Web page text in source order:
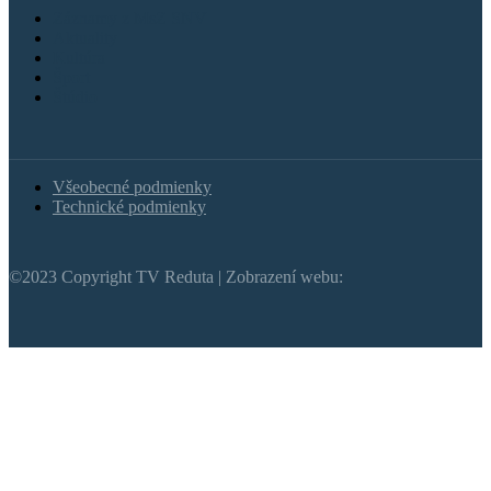
Všeobecné podmienky
Technické podmienky
©2023 Copyright TV Reduta | Zobrazení webu: